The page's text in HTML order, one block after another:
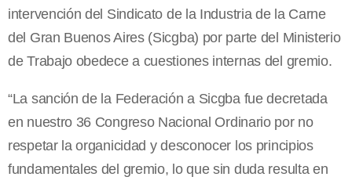
intervención del Sindicato de la Industria de la Carne
del Gran Buenos Aires (Sicgba) por parte del Ministerio
de Trabajo obedece a cuestiones internas del gremio.
“La sanción de la Federación a Sicgba fue decretada
en nuestro 36 Congreso Nacional Ordinario por no
respetar la organicidad y desconocer los principios
fundamentales del gremio, lo que sin duda resulta en